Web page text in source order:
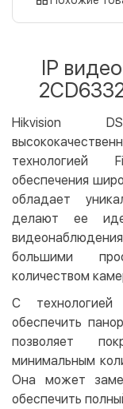
LiqPay
Apple Pay
Google Pay
Безналичный расчет
Оплата на
Оплата на счет
Кредит
Мгновенная
Оплата
Покупка
IP
Hikvision
технологией
обеспечения
обладает
делают ее
большими
количеством
С
обеспечить
позволяет
минимальным
Она может
обеспечить